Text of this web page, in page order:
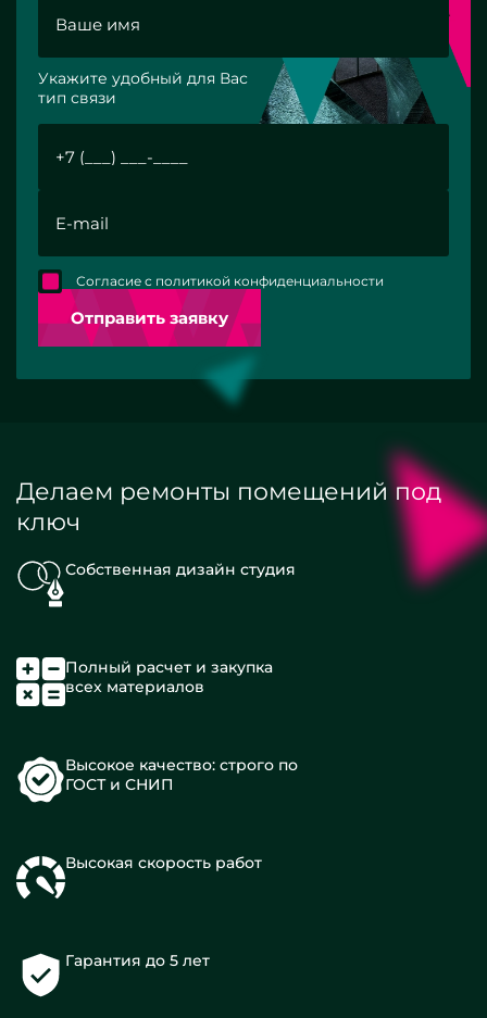
Укажите удобный для Вас
тип связи
Отправить заявку
Согласие с политикой конфиденциальности
Делаем ремонты помещений под
ключ
Собственная дизайн студия
Полный расчет и закупка
всех материалов
Высокое качество: строго по
ГОСТ и СНИП
Высокая скорость работ
Гарантия до 5 лет